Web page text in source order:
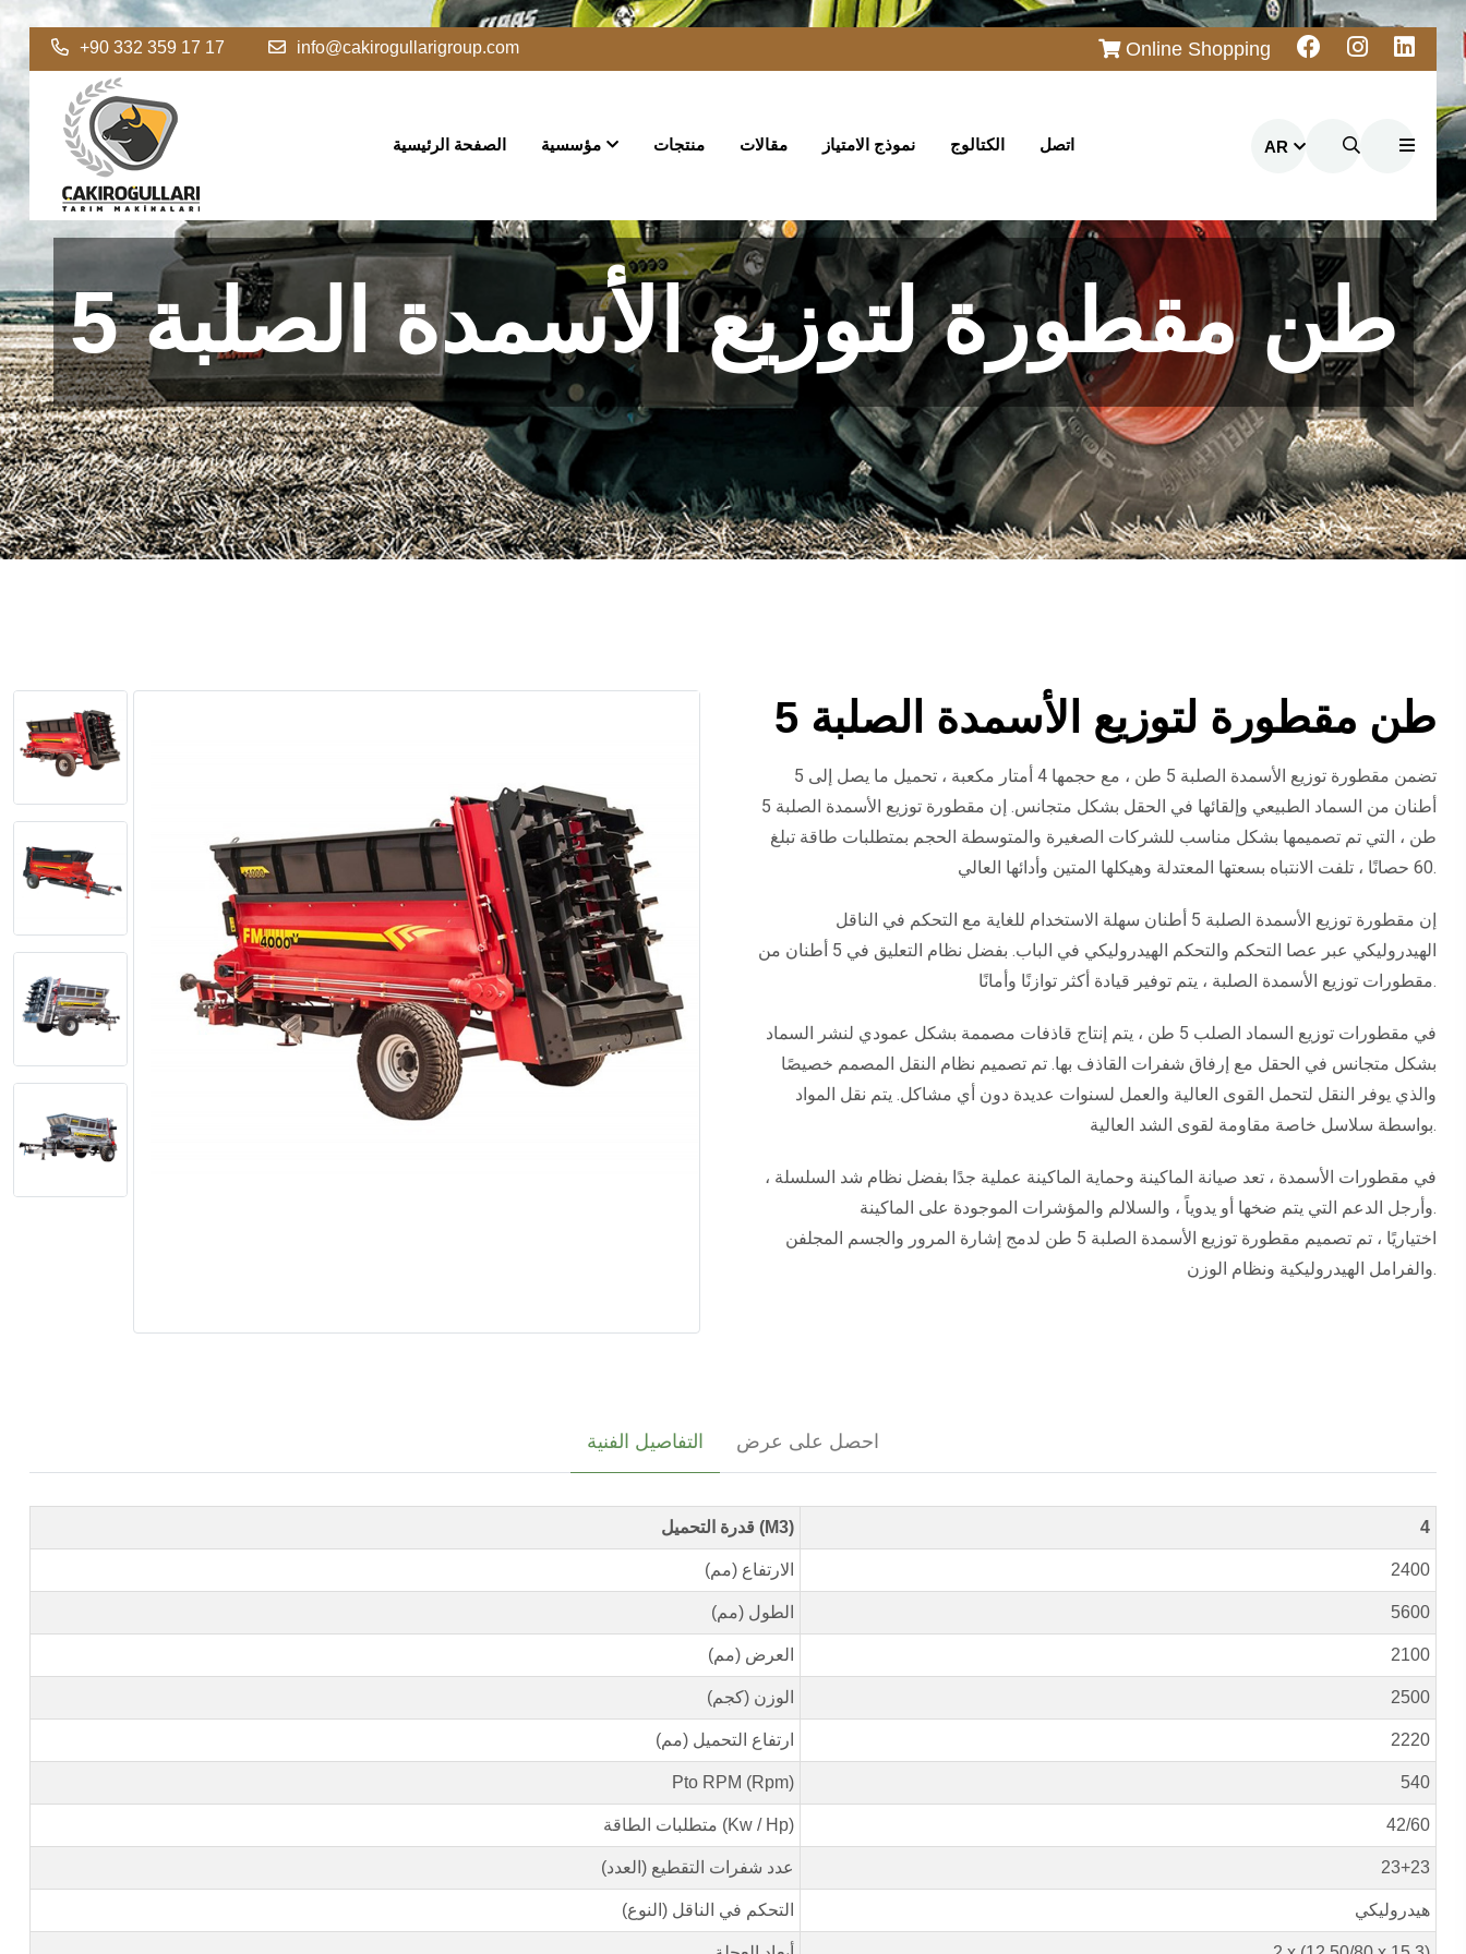
+90 332 359 17 17 info@cakirogullarigroup.com Online Shopping
الصفحة الرئيسية مؤسسية منتجات مقالات نموذج الامتياز الكتالوج اتصل AR
5 طن مقطورة لتوزيع الأسمدة الصلبة
5 طن مقطورة لتوزيع الأسمدة الصلبة
تضمن مقطورة توزيع الأسمدة الصلبة 5 طن ، مع حجمها 4 أمتار مكعبة ، تحميل ما يصل إلى 5
أطنان من السماد الطبيعي وإلقائها في الحقل بشكل متجانس. إن مقطورة توزيع الأسمدة الصلبة 5
طن ، التي تم تصميمها بشكل مناسب للشركات الصغيرة والمتوسطة الحجم بمتطلبات طاقة تبلغ
60 حصانًا ، تلفت الانتباه بسعتها المعتدلة وهيكلها المتين وأدائها العالي.
إن مقطورة توزيع الأسمدة الصلبة 5 أطنان سهلة الاستخدام للغاية مع التحكم في الناقل
الهيدروليكي عبر عصا التحكم والتحكم الهيدروليكي في الباب. بفضل نظام التعليق في 5 أطنان من
مقطورات توزيع الأسمدة الصلبة ، يتم توفير قيادة أكثر توازنًا وأمانًا.
في مقطورات توزيع السماد الصلب 5 طن ، يتم إنتاج قاذفات مصممة بشكل عمودي لنشر السماد
بشكل متجانس في الحقل مع إرفاق شفرات القاذف بها. تم تصميم نظام النقل المصمم خصيصًا
والذي يوفر النقل لتحمل القوى العالية والعمل لسنوات عديدة دون أي مشاكل. يتم نقل المواد
بواسطة سلاسل خاصة مقاومة لقوى الشد العالية.
في مقطورات الأسمدة ، تعد صيانة الماكينة وحماية الماكينة عملية جدًا بفضل نظام شد السلسلة ،
وأرجل الدعم التي يتم ضخها أو يدوياً ، والسلالم والمؤشرات الموجودة على الماكينة.
اختياريًا ، تم تصميم مقطورة توزيع الأسمدة الصلبة 5 طن لدمج إشارة المرور والجسم المجلفن
والفرامل الهيدروليكية ونظام الوزن.
التفاصيل الفنية احصل على عرض
قدرة التحميل (M3) 4
الارتفاع (مم) 2400
الطول (مم) 5600
العرض (مم) 2100
الوزن (كجم) 2500
ارتفاع التحميل (مم) 2220
Pto RPM (Rpm) 540
متطلبات الطاقة (Kw / Hp) 42/60
عدد شفرات التقطيع (العدد) 23+23
التحكم في الناقل (النوع) هيدروليكي